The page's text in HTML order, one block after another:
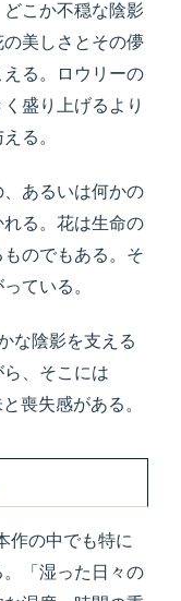
こか不穏な陰影
美しさとその儚
る。ロウリーの
盛り上げるより
る。
あるいは何かの
る。花は生命の
のでもある。そ
ている。
な陰影を支える
、そこには
喪失感がある。
作の中でも特に
「湿った日々の